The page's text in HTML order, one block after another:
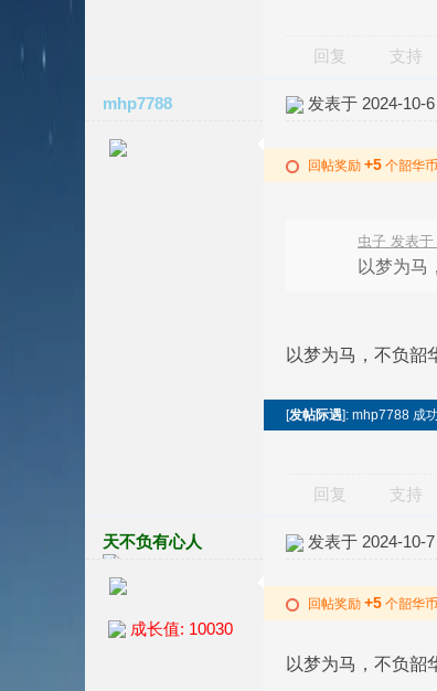
回复 支持
mhp7788 发表于 2024-10-
回帖奖励 +5 个韶华币
虫子 发表
以梦为马
以梦为马，不负韶
[发帖际遇]: mhp7788 成
回复 支持
天不负有心人
成长值: 10030
发表于 2024-10-
回帖奖励 +5 个韶华币
以梦为马，不负韶